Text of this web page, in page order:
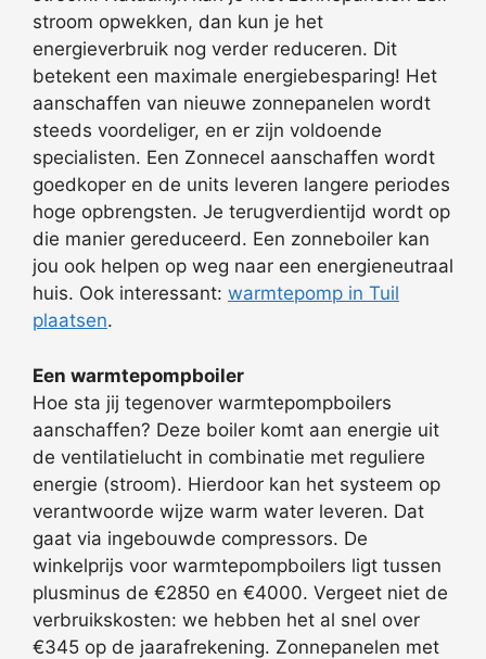
stroom opwekken, dan kun je het
energieverbruik nog verder reduceren. Dit
betekent een maximale energiebesparing! Het
aanschaffen van nieuwe zonnepanelen wordt
steeds voordeliger, en er zijn voldoende
specialisten. Een Zonnecel aanschaffen wordt
goedkoper en de units leveren langere periodes
hoge opbrengsten. Je terugverdientijd wordt op
die manier gereduceerd. Een zonneboiler kan
jou ook helpen op weg naar een energieneutraal
huis. Ook interessant: warmtepomp in Tuil
plaatsen.
Een warmtepompboiler
Hoe sta jij tegenover warmtepompboilers
aanschaffen? Deze boiler komt aan energie uit
de ventilatielucht in combinatie met reguliere
energie (stroom). Hierdoor kan het systeem op
verantwoorde wijze warm water leveren. Dat
gaat via ingebouwde compressors. De
winkelprijs voor warmtepompboilers ligt tussen
plusminus de €2850 en €4000. Vergeet niet de
verbruikskosten: we hebben het al snel over
€345 op de jaarafrekening. Zonnepanelen met